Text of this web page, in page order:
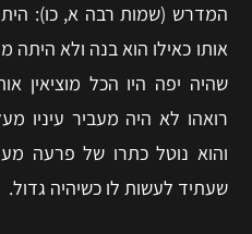
המדרש (שמות רבה א, כו):
אותו כאילו הוא בנה ולא היתה
שהיה יפה היו הכל מוציאין
רואהו לא היה מעביר עיניו
והוא נוטל כתרו של פרעה
שעתיד לעשות לו כשיהיה גדול.